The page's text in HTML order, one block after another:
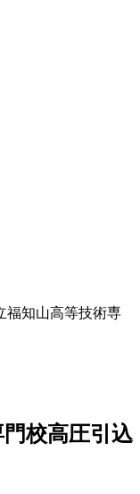
福知山高等技術専
校高圧引込